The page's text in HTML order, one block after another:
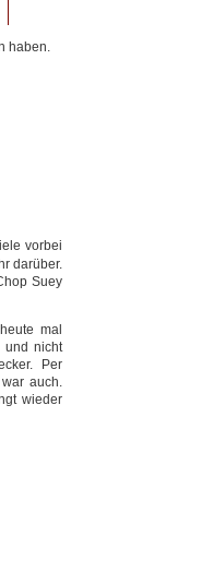
haben.
vorbei
darüber.
Suey
mal
und nicht
Per
auch.
wieder